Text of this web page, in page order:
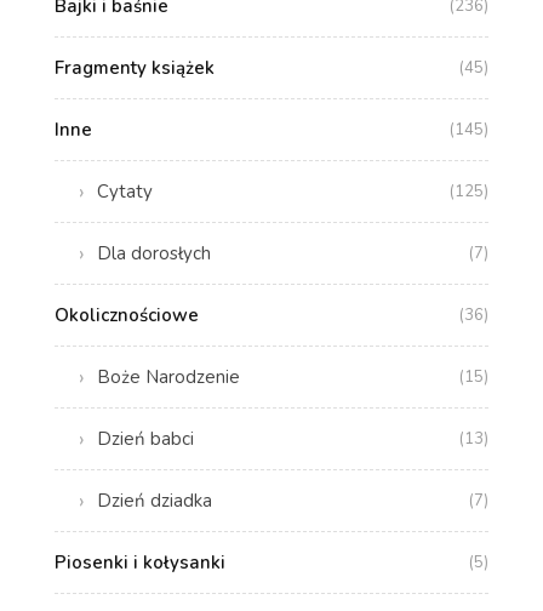
Bajki i baśnie (236)
Fragmenty książek (45)
Inne (145)
Cytaty (125)
Dla dorosłych (7)
Okolicznościowe (36)
Boże Narodzenie (15)
Dzień babci (13)
Dzień dziadka (7)
Piosenki i kołysanki (5)